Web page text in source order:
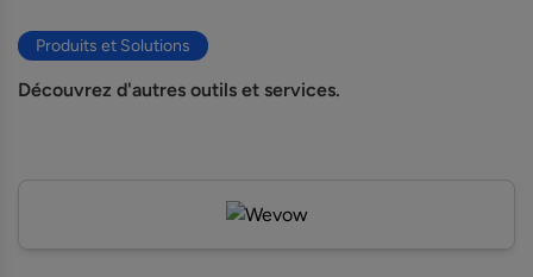
Produits et Solutions
Découvrez d'autres outils et services.